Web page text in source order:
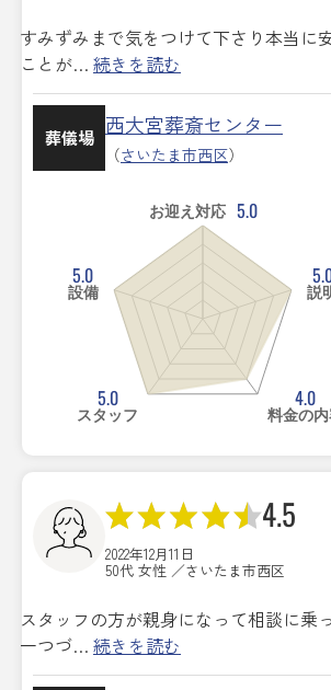
すみずみまで気をつけて下さり本当に
ことが… 続きを読む
葬儀場 西大宮葬斎センター
（さいたま市西区）
お迎え対応 5.0
説
4.0
料金の
5.0
スタッフ
5.0
設備
4.5
2022年12月11日
50代 女性 ／さいたま市西区
スタッフの方が親身になって相談に乗
一つづ… 続きを読む